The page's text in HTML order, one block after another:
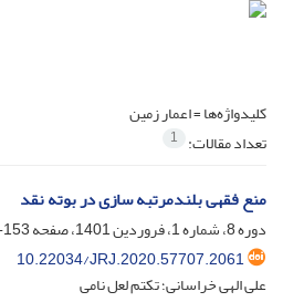
کلیدواژه‌ها =اعمار زمین
تعداد مقالات: 1
منع فقهی بلندمرتبه سازی در بوته نقد
دوره 8، شماره 1، فروردین 1401، صفحه
153-188
10.22034/JRJ.2020.57707.2061
علی الهی خراسانی؛ تکتم لعل نامی